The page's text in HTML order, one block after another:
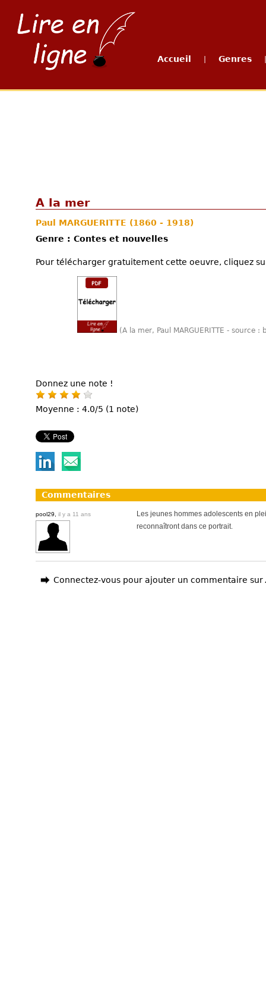
Accueil Genres
A la mer
Paul MARGUERITTE (1860 - 1918)
Genre : Contes et nouvelles
Pour télécharger gratuitement cette oeuvre, cliquez
(A la mer, Paul MARGUERITTE - source
Donnez une note !
Moyenne : 4.0/5 (1 note)
Commentaires
pool29, il y a 11 ans
Les jeunes hommes adolescents en
reconnaîtront dans ce portrait.
Connectez-vous pour ajouter un commentaire sur